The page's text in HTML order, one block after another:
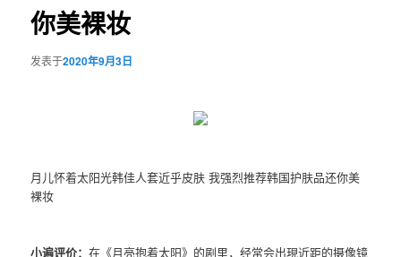
你美裸妆
发表于2020年9月3日
月儿怀着太阳光韩佳人套近乎皮肤 我强烈推荐韩国护肤品还你美
裸妆
小遍评价：在《月亮抱着太阳》的剧里，经常会出現近距的摄像镜